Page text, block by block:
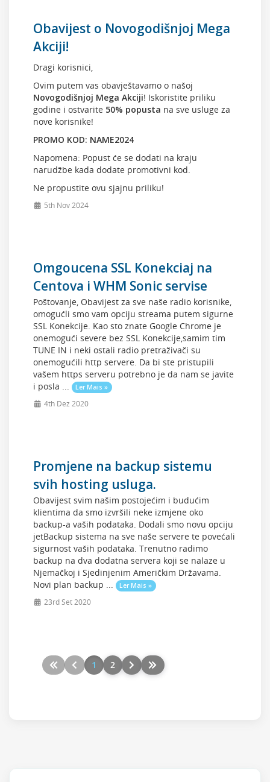
Obavijest o Novogodišnjoj Mega
Akciji!
Dragi korisnici,
Ovim putem vas obavještavamo o našoj
Novogodišnjoj Mega Akciji! Iskoristite priliku
godine i ostvarite 50% popusta na sve usluge za
nove korisnike!
PROMO KOD: NAME2024
Napomena: Popust će se dodati na kraju
narudžbe kada dodate promotivni kod.
Ne propustite ovu sjajnu priliku!
5th Nov 2024
Omgoucena SSL Konekciaj na
Centova i WHM Sonic servise
Poštovanje, Obavijest za sve naše radio korisnike,
omogućli smo vam opciju streama putem sigurne
SSL Konekcije. Kao sto znate Google Chrome je
onemogući severe bez SSL Konekcije,samim tim
TUNE IN i neki ostali radio pretraživači su
onemogućili http servere. Da bi ste pristupili
vašem https serveru potrebno je da nam se javite
i posla ...
Ler Mais »
4th Dez 2020
Promjene na backup sistemu
svih hosting usluga.
Obavijest svim našim postojećim i budućim
klientima da smo izvršili neke izmjene oko
backup-a vaših podataka. Dodali smo novu opciju
jetBackup sistema na sve naše servere te povećali
sigurnost vaših podataka. Trenutno radimo
backup na dva dodatna servera koji se nalaze u
Njemačkoj i Sjedinjenim Američkim Državama.
Novi plan backup ...
Ler Mais »
23rd Set 2020
1 2